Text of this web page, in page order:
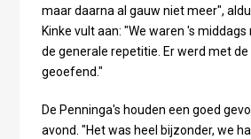
maar daarna al gauw niet meer",
Kinke vult aan: "We waren 's
de generale repetitie. Er werd met de
geoefend."
De Penninga's houden een goed
avond. "Het was heel bijzonder, we